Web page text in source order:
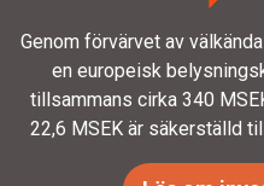
Genom förvärvet av
en europeisk
tillsammans cirka 340
22,6 MSEK är säkerställd